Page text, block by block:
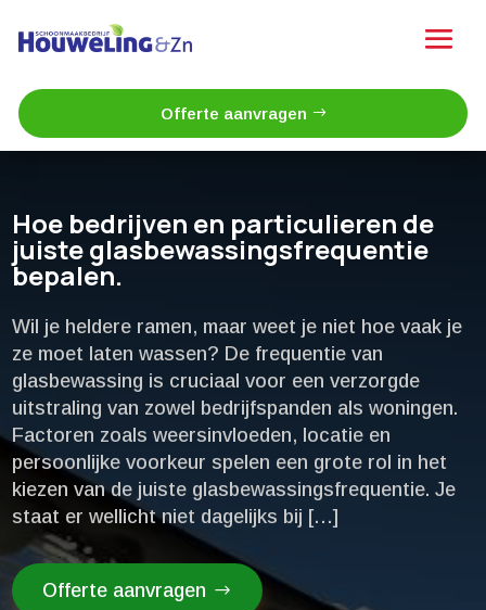
Offerte aanvragen
Hoe bedrijven en particulieren de
juiste glasbewassingsfrequentie
bepalen.​
Wil je heldere ramen, maar weet je niet hoe vaak je
ze moet laten wassen? De frequentie van
glasbewassing is cruciaal voor een verzorgde
uitstraling van zowel bedrijfspanden als woningen.​
Factoren zoals weersinvloeden, locatie en
persoonlijke voorkeur spelen een grote rol in het
kiezen van de juiste glasbewassingsfrequentie.​ Je
staat er wellicht niet dagelijks bij […]
Offerte aanvragen